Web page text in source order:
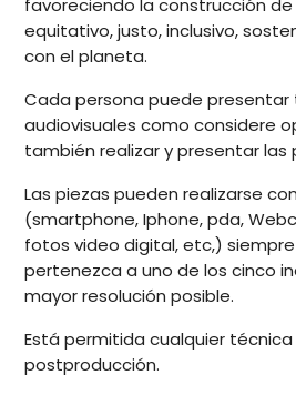
favoreciendo la construcción de
equitativo, justo, inclusivo,
con el planeta.
Cada persona puede
audiovisuales como considere
también realizar y presentar las
Las piezas pueden realizarse
(smartphone, Iphone, pda,
fotos video digital, etc,)
pertenezca a uno de los cinco
mayor resolución posible.
Está permitida cualquier
postproducción.